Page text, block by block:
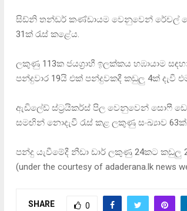
සිඩ්නි තන්ඩර් කණ්ඩායම වෙනුවෙන් රේචල්
31ක් රැස් කළේය.
ලකුණු 113ක ජයග්‍රාහී ඉලක්කය හඹායාම
පන්දුවාර 19යි එක් පන්දුවකදී කඩුලු 4ක් දැවී
ඇඩිලේඩ් ස්ට්‍රයිකර්ස් පිල වෙනුවෙන් සොෆී
සමඟින් නොදැවී රැස් කළ ලකුණු සංඛ්‍යාව 63ක්.
පන්දු යැවීමේදී නීඩා ඩාර් ලකුණු 24කට කඩුලු
(under the courtesy of adaderana.lk news
SHARE 0